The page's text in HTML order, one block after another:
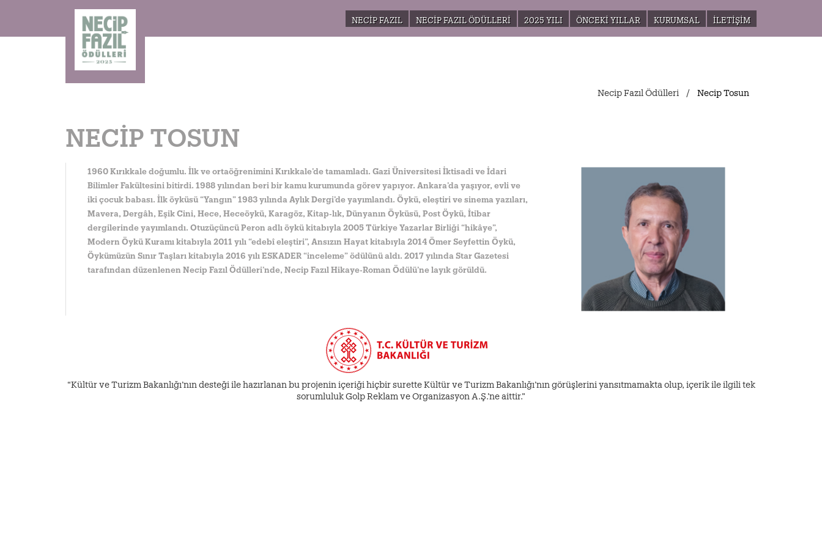
NECIP FAZIL NECIP FAZIL ÖDÜLLERI 2025 YILI ÖNCEKI YILLAR KURUMSAL İLETIŞIM
Necip Fazıl Ödülleri Necip Tosun
NECIP TOSUN
1960 Kırıkkale doğumlu. İlk ve ortaöğrenimini Kırıkkale’de tamamladı. Gazi Üniversitesi İktisadi ve İdari
Bilimler Fakültesini bitirdi. 1988 yılından beri bir kamu kurumunda görev yapıyor. Ankara’da yaşıyor, evli ve
iki çocuk babası. İlk öyküsü “Yangın” 1983 yılında Aylık Dergi’de yayımlandı. Öykü, eleştiri ve sinema yazıları,
Mavera, Dergâh, Eşik Cini, Hece, Heceöykü, Karagöz, Kitap-lık, Dünyanın Öyküsü, Post Öykü, İtibar
dergilerinde yayımlandı. Otuzüçüncü Peron adlı öykü kitabıyla 2005 Türkiye Yazarlar Birliği “hikâye”,
Modern Öykü Kuramı kitabıyla 2011 yılı “edebî eleştiri”, Ansızın Hayat kitabıyla 2014 Ömer Seyfettin Öykü,
Öykümüzün Sınır Taşları kitabıyla 2016 yılı ESKADER “inceleme” ödülünü aldı. 2017 yılında Star Gazetesi
tarafından düzenlenen Necip Fazıl Ödülleri’nde, Necip Fazıl Hikaye-Roman Ödülü’ne layık görüldü.
“Kültür ve Turizm Bakanlığı’nın desteği ile hazırlanan bu projenin içeriği hiçbir surette Kültür ve Turizm Bakanlığı’nın görüşlerini yansıtmamakta olup, içerik ile ilgili tek
sorumluluk Golp Reklam ve Organizasyon A.Ş.’ne aittir.”